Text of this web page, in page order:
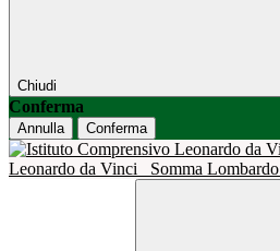
Chiudi
Conferma
Annulla Conferma
Leonardo da Vinci
Somma Lombardo